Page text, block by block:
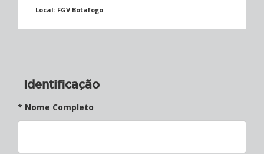
Local: FGV Botafogo
Identificação
* Nome Completo